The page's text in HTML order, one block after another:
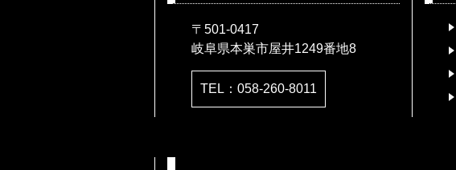
〒501-0417
岐阜県本巣市屋井1249番地8
TEL：058-260-8011